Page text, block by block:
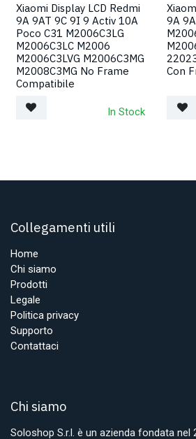
Xiaomi Display LCD Redmi
9A 9AT 9C 9I 9 Activ 10A
Poco C31 M2006C3LG
M2006C3LC M2006
M2006C3LVG M2006C3MG
M2008C3MG No Frame
Compatibile
In Stock
9A
Con
Collegamenti utili
Home
Chi siamo
Prodotti
Legale
Politica privacy
Supporto
Contattaci
Chi siamo
Soloshop S.r.l. è un azienda fondata nel